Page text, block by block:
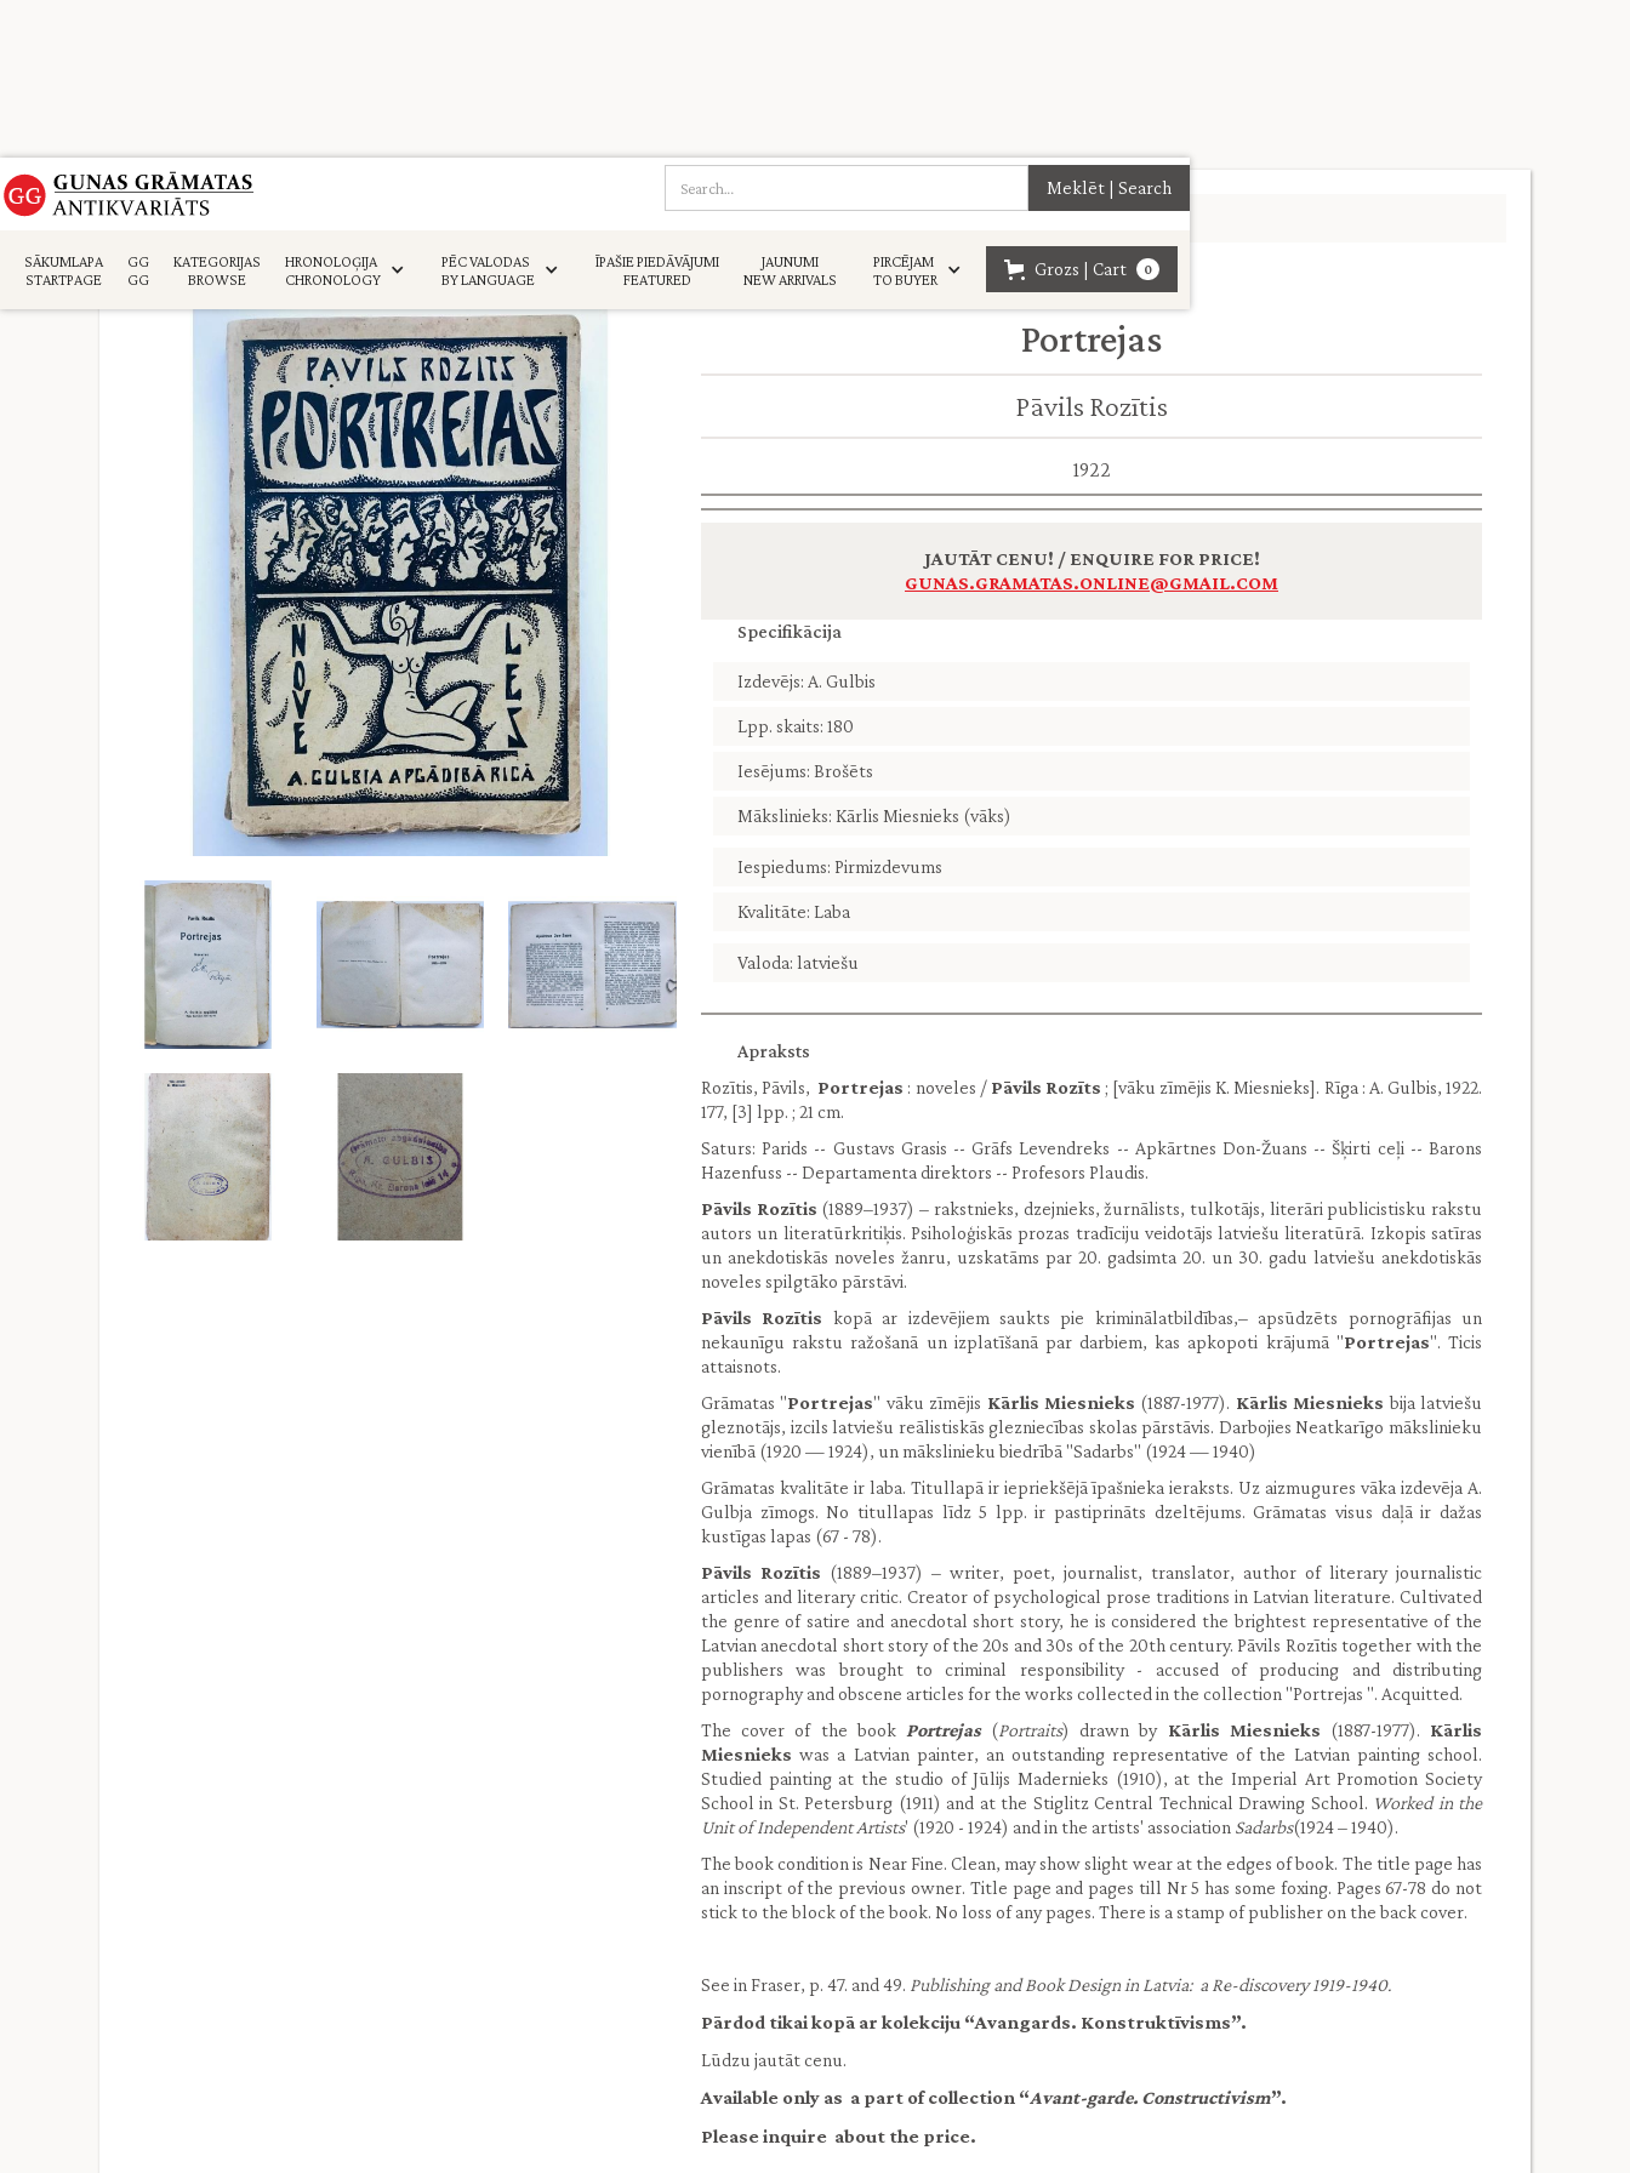
SĀKUMLAPA
STARTPAGE
GG
GG
KATEGORIJAS
BROWSE
HRONOLOĢIJA
CHRONOLOGY
PĒC VALODAS
BY LANGUAGE
ĪPAŠIE PIEDĀVĀJUMI
FEATURED
JAUNUMI
NEW ARRIVALS
PIRCĒJAM
TO BUYER
Grozs | Cart 0
Sākumlapa
Portrejas
Pāvils Rozītis
1922
JAUTĀT CENU! / ENQUIRE FOR PRICE!
GUNAS.GRAMATAS.ONLINE@GMAIL.COM
Specifikācija
Izdevējs: A. Gulbis
Lpp. skaits: 180
Iesējums: Brošēts
Mākslinieks: Kārlis Miesnieks (vāks)
Iespiedums: Pirmizdevums
Kvalitāte: Laba
Valoda: latviešu
Apraksts
Rozītis, Pāvils, Portrejas : noveles / Pāvils Rozīts ; [vāku zīmējis K. Miesnieks]. Rīga : A. Gulbis, 1922.
177, [3] lpp. ; 21 cm.
Saturs: Parids -- Gustavs Grasis -- Grāfs Levendreks -- Apkārtnes Don-Žuans -- Šķirti ceļi -- Barons
Hazenfuss -- Departamenta direktors -- Profesors Plaudis.
Pāvils Rozītis (1889–1937) – rakstnieks, dzejnieks, žurnālists, tulkotājs, literāri publicistisku rakstu
autors un literatūrkritiķis. Psiholoģiskās prozas tradīciju veidotājs latviešu literatūrā. Izkopis satīras
un anekdotiskās noveles žanru, uzskatāms par 20. gadsimta 20. un 30. gadu latviešu anekdotiskās
noveles spilgtāko pārstāvi.
Pāvils Rozītis kopā ar izdevējiem saukts pie kriminālatbildības,– apsūdzēts pornogrāfijas un
nekaunīgu rakstu ražošanā un izplatīšanā par darbiem, kas apkopoti krājumā "Portrejas". Ticis
attaisnots.
Grāmatas ''Portrejas'' vāku zīmējis Kārlis Miesnieks (1887-1977). Kārlis Miesnieksbija latviešu
gleznotājs, izcils latviešu reālistiskās glezniecības skolas pārstāvis. Darbojies Neatkarīgo mākslinieku
vienībā (1920 — 1924), un mākslinieku biedrībā "Sadarbs" (1924 — 1940)
Grāmatas kvalitāte ir laba. Titullapā ir iepriekšējā īpašnieka ieraksts. Uz aizmugures vāka izdevēja A.
Gulbja zīmogs. No titullapas līdz 5 lpp. ir pastiprināts dzeltējums. Grāmatas visus daļā ir dažas
kustīgas lapas (67 - 78).
Pāvils Rozītis (1889–1937) – writer, poet, journalist, translator, author of literary journalistic
articles and literary critic. Creator of psychological prose traditions in Latvian literature. Cultivated
the genre of satire and anecdotal short story, he is considered the brightest representative of the
Latvian anecdotal short story of the 20s and 30s of the 20th century. Pāvils Rozītis together with the
publishers was brought to criminal responsibility - accused of producing and distributing
pornography and obscene articles for the works collected in the collection "Portrejas ". Acquitted.
The cover of the book
Portrejas(Portraits) drawn by Kārlis Miesnieks (1887-1977). Kārlis
Miesnieks was a Latvian painter, an outstanding representative of the Latvian painting school.
Studied painting at the studio of Jūlijs Madernieks (1910), at the Imperial Art Promotion Society
School in St. Petersburg (1911) and at the Stiglitz Central Technical Drawing School. Worked in the
Unit of Independent Artists' (1920 - 1924) and in the artists' association Sadarbs(1924 – 1940).
The book condition is Near Fine. Clean, may show slight wear at the edges of book. The title page has
an inscript of the previous owner. Title page and pages till Nr 5 has some foxing. Pages 67-78 do not
stick to the block of the book. No loss of any pages. There is a stamp of publisher on the back cover.
See in Fraser, p. 47. and 49. Publishing and Book Design in Latvia: a Re-discovery 1919-1940.
Pārdod tikai kopā ar kolekciju “Avangards. Konstruktīvisms”.
Lūdzu jautāt cenu.
Available only as a part of collection “Avant-garde. Constructivism”.
Please inquire about the price.